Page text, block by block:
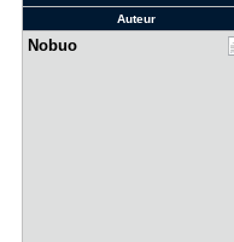
Auteur
Nobuo